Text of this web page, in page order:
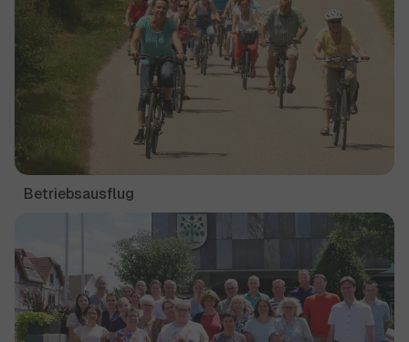
Betriebsausflug
Show larger version for: